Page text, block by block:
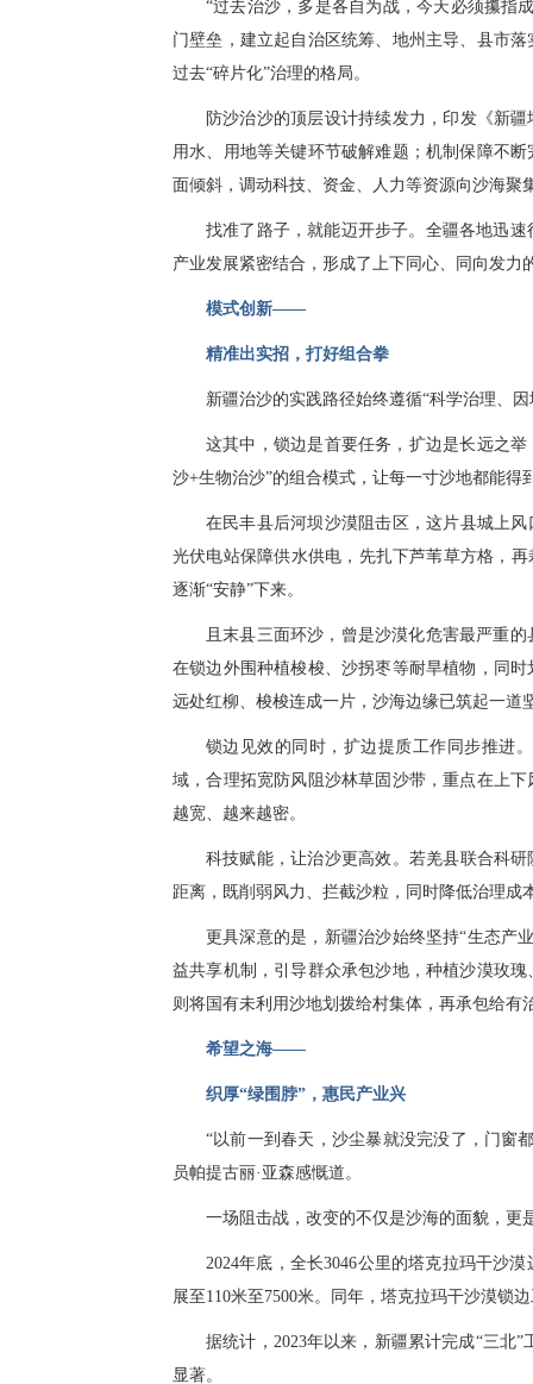
“过去治沙，多是各自为战，今天必须攥指
门壁垒，建立起自治区统筹、地州主导、县市
过去“碎片化”治理的格局。
防沙治沙的顶层设计持续发力，印发《新
用水、用地等关键环节破解难题；机制保障不
面倾斜，调动科技、资金、人力等资源向沙海
找准了路子，就能迈开步子。全疆各地迅
产业发展紧密结合，形成了上下同心、同向发力
模式创新——
精准出实招，打好组合拳
新疆治沙的实践路径始终遵循“科学治理、
这其中，锁边是首要任务，扩边是长远之
沙+生物治沙”的组合模式，让每一寸沙地都能得
在民丰县后河坝沙漠阻击区，这片县城上
光伏电站保障供水供电，先扎下芦苇草方格，
逐渐“安静”下来。
且末县三面环沙，曾是沙漠化危害最严重
在锁边外围种植梭梭、沙拐枣等耐旱植物，同
远处红柳、梭梭连成一片，沙海边缘已筑起一道
锁边见效的同时，扩边提质工作同步推进
域，合理拓宽防风阻沙林草固沙带，重点在上
越宽、越来越密。
科技赋能，让治沙更高效。若羌县联合科
距离，既削弱风力、拦截沙粒，同时降低治理成
更具深意的是，新疆治沙始终坚持“生态产
益共享机制，引导群众承包沙地，种植沙漠玫
则将国有未利用沙地划拨给村集体，再承包给有
希望之海——
织厚“绿围脖”，惠民产业兴
“以前一到春天，沙尘暴就没完没了，门窗
员帕提古丽·亚森感慨道。
一场阻击战，改变的不仅是沙海的面貌，更
2024年底，全长3046公里的塔克拉玛干沙
展至110米至7500米。同年，塔克拉玛干沙漠锁
据统计，2023年以来，新疆累计完成“三北
显著。